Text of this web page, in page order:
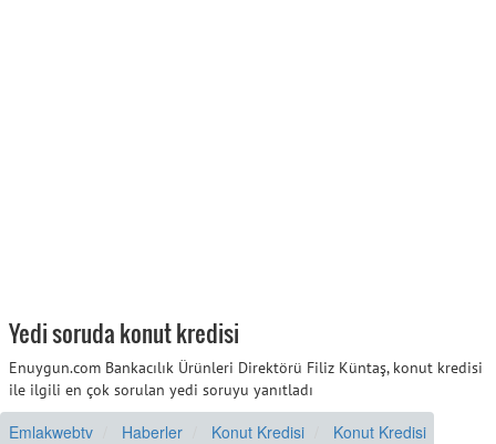
Yedi soruda konut kredisi
Enuygun.com Bankacılık Ürünleri Direktörü Filiz Küntaş, konut kredisi
ile ilgili en çok sorulan yedi soruyu yanıtladı
Emlakwebtv Haberler Konut Kredisi Konut Kredisi